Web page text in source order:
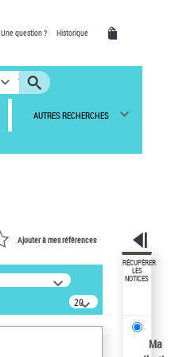
Une question ? Historique
AUTRES RECHERCHES
Ajouter à mes références
20
résultats/page
RÉCUPÉRER
LES
NOTICES
Ma